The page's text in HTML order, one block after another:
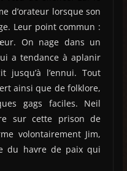
d’orateur lorsque son
Leur point commun :
On nage dans un
a tendance à aplanir
jusqu’à l’ennui. Tout
ainsi que de folklore,
gags faciles. Neil
sur cette prison de
volontairement Jim,
du havre de paix qui